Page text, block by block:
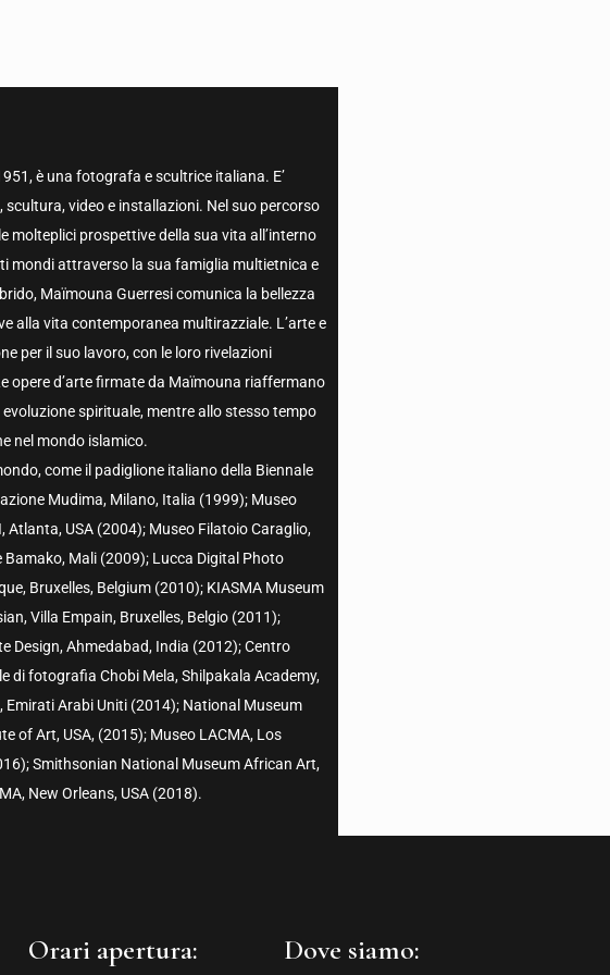
è una fotografa e scultrice italiana. E’
video e installazioni. Nel suo percorso
prospettive della sua vita all’interno
mondi attraverso la sua famiglia multietnica e
Maïmouna Guerresi comunica la bellezza
alla vita contemporanea multirazziale. L’arte e
per il suo lavoro, con le loro rivelazioni
opere d’arte firmate da Maïmouna riaffermano
spirituale, mentre allo stesso tempo
nel mondo islamico.
come il padiglione italiano della Biennale
Mudima, Milano, Italia (1999); Museo
USA (2004); Museo Filatoio Caraglio,
Mali (2009); Lucca Digital Photo
Bruxelles, Belgium (2010); KIASMA Museum
Villa Empain, Bruxelles, Belgio (2011);
Design, Ahmedabad, India (2012); Centro
di fotografia Chobi Mela, Shilpakala Academy,
Arabi Uniti (2014); National Museum
of Art, USA, (2015); Museo LACMA, Los
Smithsonian National Museum African Art,
New Orleans, USA (2018).
Orari apertura: Dove siamo: